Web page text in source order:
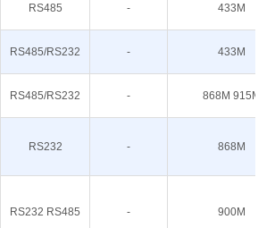
RS485 - 433M
RS485/RS232 - 433M
RS485/RS232 - 868M 915M
RS232 - 868M
RS232 RS485 - 900M